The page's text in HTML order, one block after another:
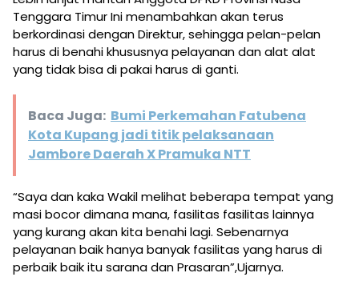
Tenggara Timur Ini menambahkan akan terus
berkordinasi dengan Direktur, sehingga pelan-pelan
harus di benahi khususnya pelayanan dan alat alat
yang tidak bisa di pakai harus di ganti.
Baca Juga: Bumi Perkemahan Fatubena
Kota Kupang jadi titik pelaksanaan
Jambore Daerah X Pramuka NTT
“Saya dan kaka Wakil melihat beberapa tempat yang
masi bocor dimana mana, fasilitas fasilitas lainnya
yang kurang akan kita benahi lagi. Sebenarnya
pelayanan baik hanya banyak fasilitas yang harus di
perbaik baik itu sarana dan Prasaran”,Ujarnya.